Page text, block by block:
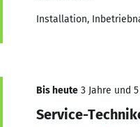
Installation,
Bis heute 3 Jahre und
Service-